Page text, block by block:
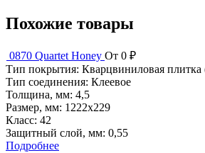
Похожие товары
0870 Quartet Honey От 0 ₽
Тип покрытия: Кварцвиниловая
Тип соединения: Клеевое
Толщина, мм: 4,5
Размер, мм: 1222x229
Класс: 42
Защитный слой, мм: 0,55
Подробнее